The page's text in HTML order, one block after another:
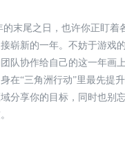
的末尾之日，也许你正盯着
崭新的一年。不妨于游戏
队协作给自己的这一年画
在“三角洲行动”里最先提
分享你的目标，同时也别